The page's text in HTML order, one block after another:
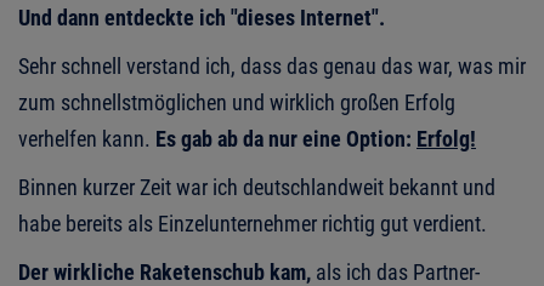
Und dann entdeckte ich "dieses Internet".
Sehr schnell verstand ich, dass das genau das war, was mir
zum schnellstmöglichen und wirklich großen Erfolg
verhelfen kann. Es gab ab da nur eine Option: Erfolg!
Binnen kurzer Zeit war ich deutschlandweit bekannt und
habe bereits als Einzelunternehmer richtig gut verdient.
Der wirkliche Raketenschub kam, als ich das Partner-